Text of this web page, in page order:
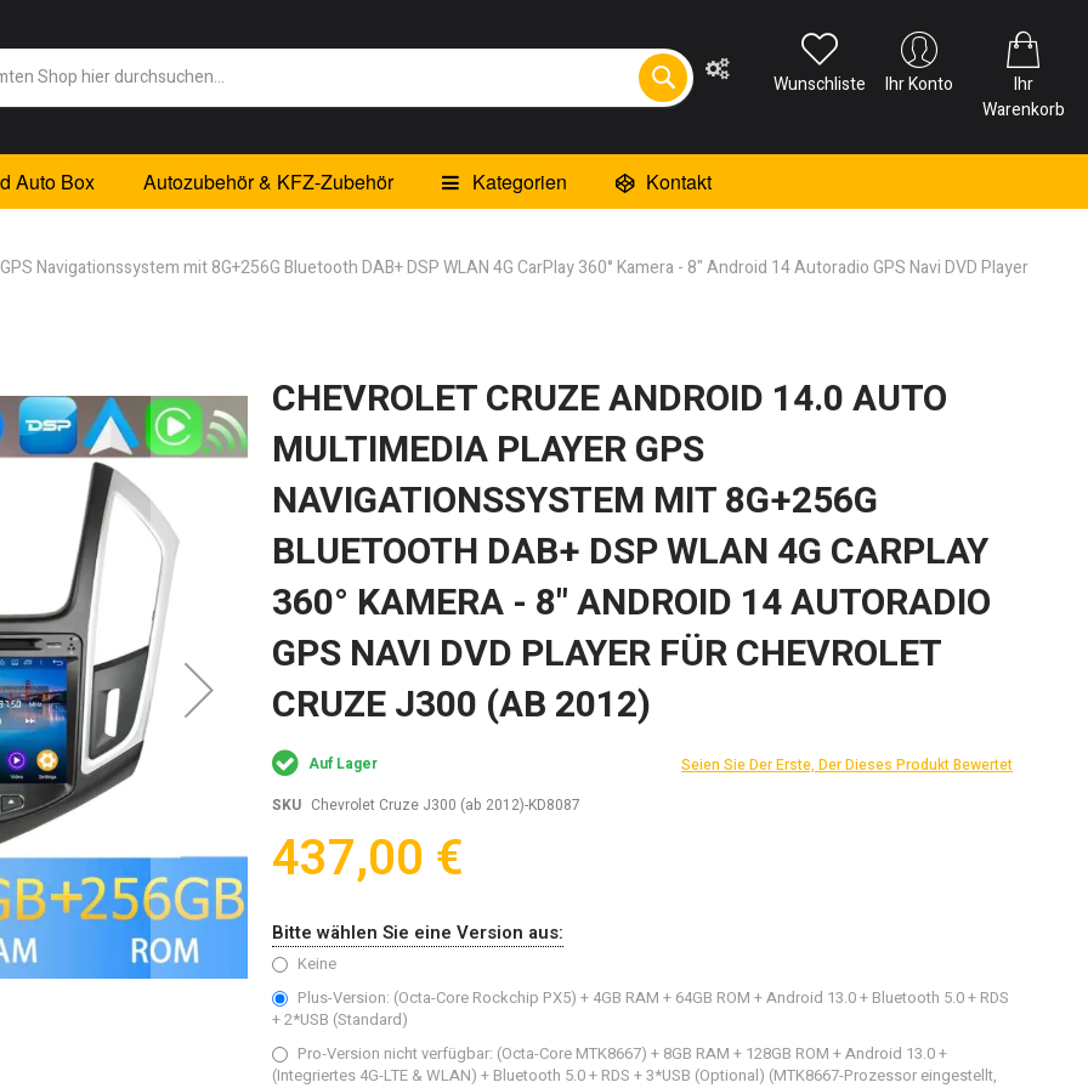
Wunschliste Ihr Konto
Ihr
Warenkorb
Auto Box Autozubehör & KFZ-Zubehör Kategorien Kontakt
Navigationssystem mit 8G+256G Bluetooth DAB+ DSP WLAN 4G CarPlay 360° Kamera - 8" Android 14 Autoradio GPS Navi DVD Player
CHEVROLET CRUZE ANDROID 14.0 AUTO
MULTIMEDIA PLAYER GPS
NAVIGATIONSSYSTEM MIT 8G+256G
BLUETOOTH DAB+ DSP WLAN 4G CARPLAY
360° KAMERA - 8" ANDROID 14 AUTORADIO
GPS NAVI DVD PLAYER FÜR CHEVROLET
CRUZE J300 (AB 2012)
Seien Sie Der Erste, Der Dieses Produkt Bewertet
Auf Lager
SKU Chevrolet Cruze J300 (ab 2012)-KD8087
437,00 €
Bitte wählen Sie eine Version aus:
Keine
Plus-Version: (Octa-Core Rockchip PX5) + 4GB RAM + 64GB ROM + Android 13.0 + Bluetooth 5.0 + RDS
+ 2*USB (Standard)
Pro‑Version nicht verfügbar: (Octa-Core MTK8667) + 8GB RAM + 128GB ROM + Android 13.0 +
(Integriertes 4G-LTE & WLAN) + Bluetooth 5.0 + RDS + 3*USB (Optional) (MTK8667-Prozessor eingestellt,